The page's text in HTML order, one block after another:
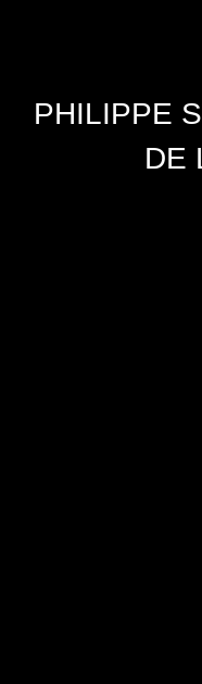
PHILIPPE
DE